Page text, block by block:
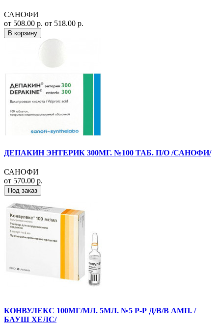
САНОФИ
от 508.00 р. от 518.00 р.
В корзину
ДЕПАКИН ЭНТЕРИК 300МГ. №100 ТАБ. П/О /САНОФИ/
САНОФИ
от 570.00 р.
Под заказ
КОНВУЛЕКС 100МГ/МЛ. 5МЛ. №5 Р-Р Д/В/В АМП. /
БАУШ ХЕЛС/